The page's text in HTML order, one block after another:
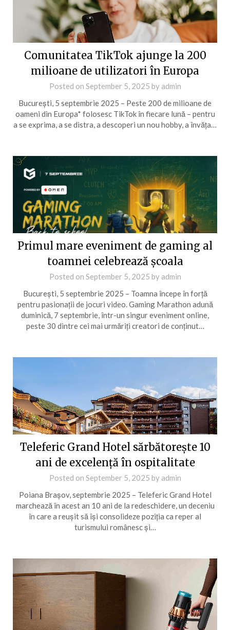
Comunitatea TikTok ajunge la 200
milioane de utilizatori în Europa
Posted on September 5, 2025 by admin
București, 5 septembrie 2025 – Peste 200 de milioane de
oameni din Europa* folosesc TikTok în fiecare lună – pentru
a se exprima, a se distra, a descoperi un nou hobby, a învăța…
Primul mare eveniment de gaming al
toamnei celebrează școala
Posted on September 5, 2025 by admin
București, 5 septembrie 2025 – Toamna începe în forță
pentru pasionații de jocuri video. Gaming Marathon adună
duminică, 7 septembrie, într-un singur eveniment online,
peste 30 dintre cei mai urmăriți creatori de conținut…
Teleferic Grand Hotel sărbătorește 10
ani de excelență în ospitalitate
Posted on September 5, 2025 by admin
Poiana Brașov, septembrie 2025 – Teleferic Grand Hotel
marchează în acest an 10 ani de la redeschidere, un deceniu
în care a reușit să își consolideze poziția ca reper al
turismului românesc și…